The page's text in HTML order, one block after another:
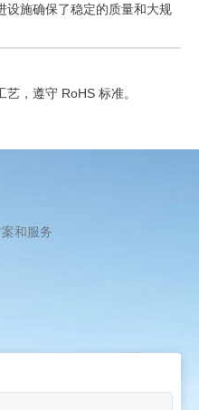
设施确保了稳定的质量和大规
，遵守 RoHS 标准。
和服务